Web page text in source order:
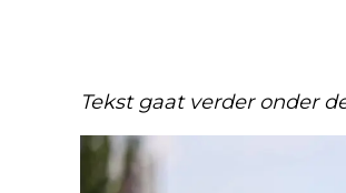
Tekst gaat verder onder